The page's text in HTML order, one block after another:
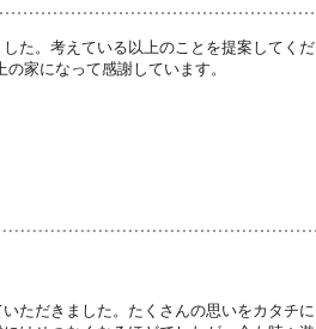
た。考えている以上のことを提案してくだ
家になって感謝しています。
ただきました。たくさんの思いをカタチに